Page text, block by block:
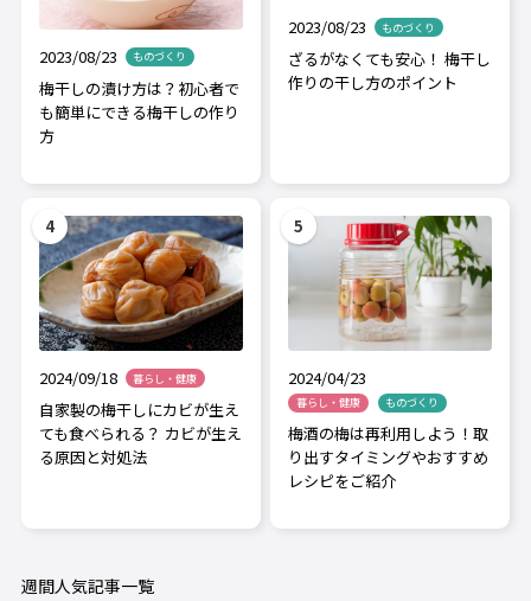
2023/08/23 ものづくり
梅干しの漬け方は？初心者で
も簡単にできる梅干しの作り
方
2023/08/23 ものづくり
ざるがなくても安心！ 梅干し
作りの干し方のポイント
2024/09/18 暮らし・健康
自家製の梅干しにカビが生え
ても食べられる？ カビが生え
る原因と対処法
2024/04/23
暮らし・健康 ものづくり
梅酒の梅は再利用しよう！取
り出すタイミングやおすすめ
レシピをご紹介
週間人気記事一覧